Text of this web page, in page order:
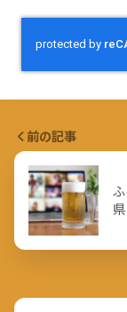
前の記事